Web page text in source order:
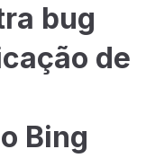
bug
de
Bing